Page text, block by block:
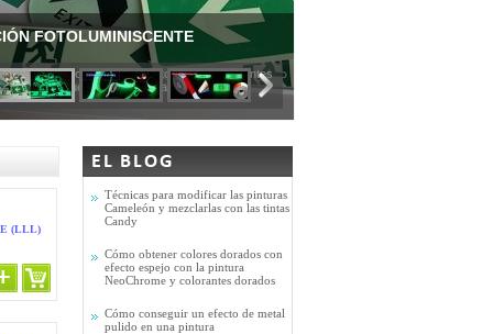
(LLL)
EL BLOG
Técnicas para modificar las pinturas
Cameleón y mezclarlas con las tintas
Candy
Cómo obtener colores dorados con
efecto espejo con la pintura
NeoChrome y colorantes dorados
Cómo conseguir un efecto de metal
pulido en una pintura